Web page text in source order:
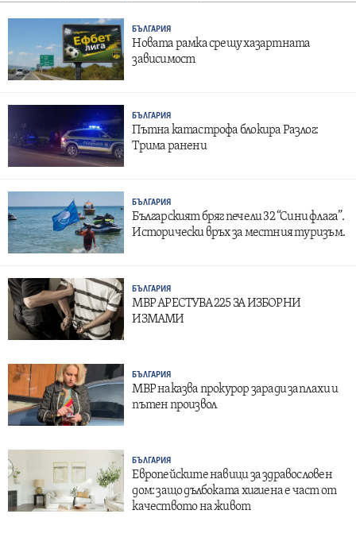
БЪЛГАРИЯ
Новата рамка срещу хазартната
зависимост
БЪЛГАРИЯ
Пътна катастрофа блокира Разлог:
Трима ранени
БЪЛГАРИЯ
Българският бряг печели 32 “Сини флага”.
Исторически връх за местния туризъм.
БЪЛГАРИЯ
МВР АРЕСТУВА 225 ЗА ИЗБОРНИ
ИЗМАМИ
БЪЛГАРИЯ
МВР наказва прокурор заради заплахи и
пътен произвол
БЪЛГАРИЯ
Европейските навици за здравословен
дом: защо дълбоката хигиена е част от
качеството на живот